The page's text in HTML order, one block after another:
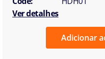
Ver detalhes
Adicionar